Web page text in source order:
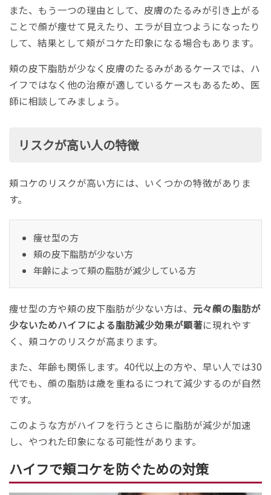
また、もう一つの理由として、皮膚のたるみが引き上がる
ことで顔が痩せて見えたり、エラが目立つようになったり
して、結果として頬がコケた印象になる場合もあります。
頬の皮下脂肪が少なく皮膚のたるみがあるケースでは、ハ
イフではなく他の治療が適しているケースもあるため、医
師に相談してみましょう。
リスクが高い人の特徴
頬コケのリスクが高い方には、いくつかの特徴がありま
す。
痩せ型の方
頬の皮下脂肪が少ない方
年齢によって頬の脂肪が減少している方
痩せ型の方や頬の皮下脂肪が少ない方は、 元々顔の脂肪が
少ないためハイフによる脂肪減少効果が顕著に現れやす
く、頬コケのリスクが高まります。
また、年齢も関係します。40代以上の方や、早い人では30
代でも、顔の脂肪は歳を重ねるにつれて減少するのが自然
です。
このような方がハイフを行うとさらに脂肪が減少が加速
し、やつれた印象になる可能性があります。
ハイフで頬コケを防ぐための対策